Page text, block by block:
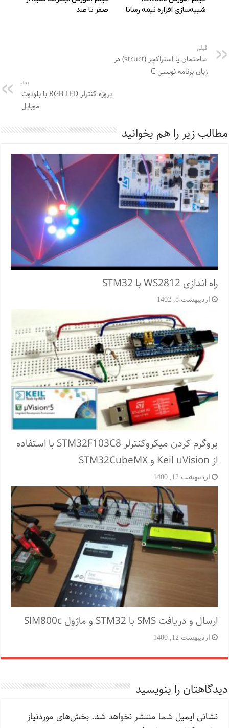
قبلی
ساختمان یا استراکچر (struct) در
زبان برنامه نویسی C
بعد
پروژه کنترلر RGB LED با بلوتوث
موبایل
مطالب زیر را هم بخوانید
راه اندازی WS2812 با STM32
اردیبهشت 8, 1402
پروگرم کردن میکروکنترلر STM32F103C8 با استفاده
از Keil uVision و STM32CubeMX
اردیبهشت 12, 1400
ارسال و دریافت SMS با STM32 و ماژول SIM800c
اردیبهشت 12, 1400
دیدگاهتان را بنویسید
نشانی ایمیل شما منتشر نخواهد شد. بخش‌های موردنیاز